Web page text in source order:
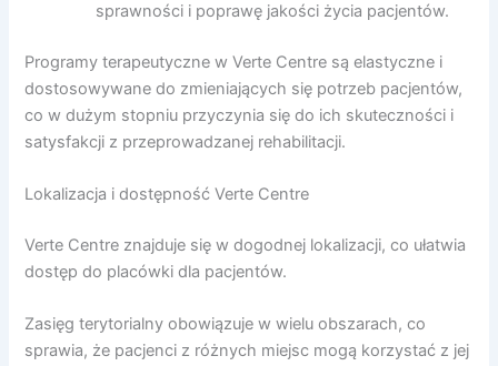
sprawności i poprawę jakości życia pacjentów.
Programy terapeutyczne w Verte Centre są elastyczne i
dostosowywane do zmieniających się potrzeb pacjentów,
co w dużym stopniu przyczynia się do ich skuteczności i
satysfakcji z przeprowadzanej rehabilitacji.
Lokalizacja i dostępność Verte Centre
Verte Centre znajduje się w dogodnej lokalizacji, co ułatwia
dostęp do placówki dla pacjentów.
Zasięg terytorialny obowiązuje w wielu obszarach, co
sprawia, że pacjenci z różnych miejsc mogą korzystać z jej